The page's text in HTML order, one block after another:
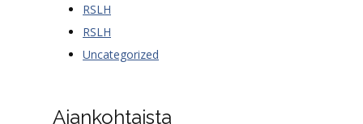
RSLH
RSLH
Uncategorized
Ajankohtaista